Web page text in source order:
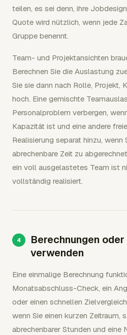
teilen, es sei denn, ihre
Quote wird nützlich, wenn jede
Gruppe benennt.
Team- und Projektansichten
Berechnen Sie die Auslastung
Sie sie dann nach Rolle, Projekt,
hoch. Eine gemischte
Personalproblem verbergen,
Kapazität ist und eine andere
Realisierung separat hinzu, wenn
abrechenbare Zeit zu
ein voll ausgelastetes Team ist
vollständig realisiert.
Berechnungen
verwenden
Eine einmalige Berechnung
Monatsabschluss-Check, ein
oder einen schnellen
wenn Sie einen kurzen Zeitraum,
abrechenbarer Stunden und eine